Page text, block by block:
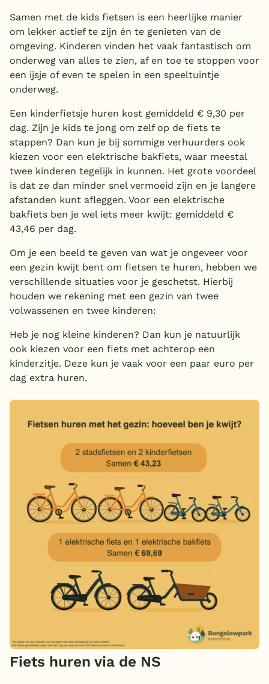
Samen met de kids fietsen is een heerlijke manier
om lekker actief te zijn én te genieten van de
omgeving. Kinderen vinden het vaak fantastisch om
onderweg van alles te zien, af en toe te stoppen voor
een ijsje of even te spelen in een speeltuintje
onderweg.
Een kinderfietsje huren kost gemiddeld € 9,30 per
dag. Zijn je kids te jong om zelf op de fiets te
stappen? Dan kun je bij sommige verhuurders ook
kiezen voor een elektrische bakfiets, waar meestal
twee kinderen tegelijk in kunnen. Het grote voordeel
is dat ze dan minder snel vermoeid zijn en je langere
afstanden kunt afleggen. Voor een elektrische
bakfiets ben je wel iets meer kwijt: gemiddeld €
43,46 per dag.
Om je een beeld te geven van wat je ongeveer voor
een gezin kwijt bent om fietsen te huren, hebben we
verschillende situaties voor je geschetst. Hierbij
houden we rekening met een gezin van twee
volwassenen en twee kinderen:
Heb je nog kleine kinderen? Dan kun je natuurlijk
ook kiezen voor een fiets met achterop een
kinderzitje. Deze kun je vaak voor een paar euro per
dag extra huren.
Fiets huren via de NS